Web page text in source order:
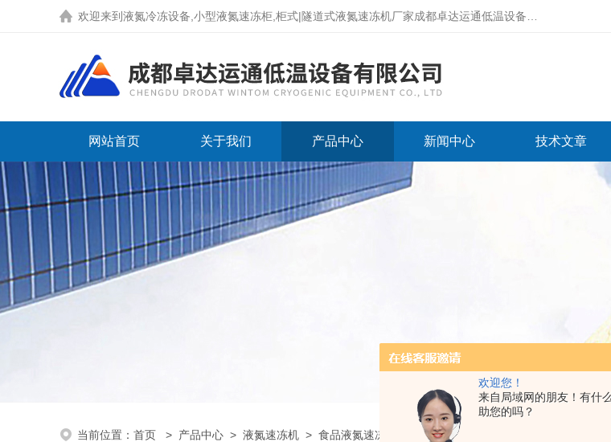
欢迎您！
来自局域网的朋友！有什
助您的吗？
欢迎来到液氮冷冻设备,小型液氮速冻柜,柜式|隧道式液氮速冻机厂家成都卓达运通低温设备有限公司网站！
网站首页 关于我们 产品中心 新闻中心 技术文章
当前位置： 首页 > 产品中心 > 液氮速冻机 > 食品液氮速冻设备 > ZDYT/SDX-1云南芒果液氮速冻机价格